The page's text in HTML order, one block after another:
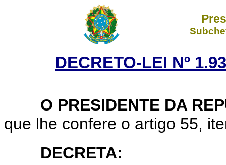
DECRETO-LEI Nº
O PRESIDENTE DA
que lhe confere o artigo 55,
DECRETA: